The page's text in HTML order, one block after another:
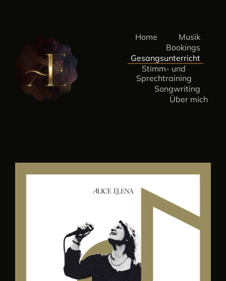
Home
Musik
Bookings
Gesangsunterricht
Stimm- und
Sprechtraining
Songwriting
Über mich